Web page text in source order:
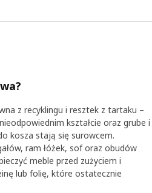
z recyklingu i resztek z tartaku –
kształcie oraz grube i
kosza stają się surowcem.
ram łóżek, sof oraz obudów
meble przed zużyciem i
lub folię, które ostatecznie